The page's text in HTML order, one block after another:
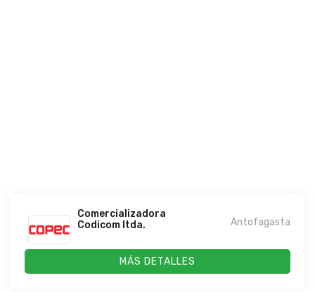
Comercializadora
Codicom ltda.
Antofagasta
MÁS DETALLES